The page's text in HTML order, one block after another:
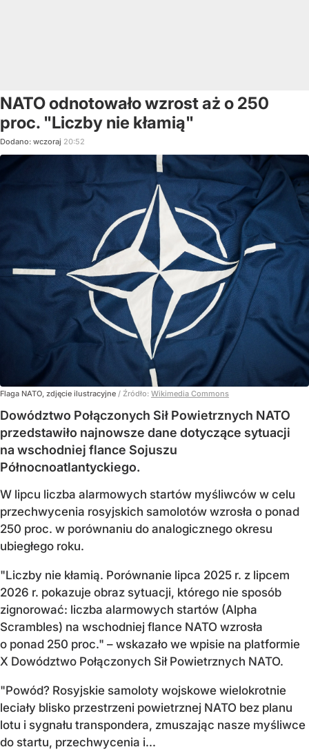
NATO odnotowało wzrost aż o 250
proc. "Liczby nie kłamią"
Dodano: wczoraj 20:52
Flaga NATO, zdjęcie ilustracyjne / Źródło: Wikimedia Commons
Dowództwo Połączonych Sił Powietrznych NATO
przedstawiło najnowsze dane dotyczące sytuacji
na wschodniej flance Sojuszu
Północnoatlantyckiego.
W lipcu liczba alarmowych startów myśliwców w celu
przechwycenia rosyjskich samolotów wzrosła o ponad
250 proc. w porównaniu do analogicznego okresu
ubiegłego roku.
"Liczby nie kłamią. Porównanie lipca 2025 r. z lipcem
2026 r. pokazuje obraz sytuacji, którego nie sposób
zignorować: liczba alarmowych startów (Alpha
Scrambles) na wschodniej flance NATO wzrosła
o ponad 250 proc." – wskazało we wpisie na platformie
X Dowództwo Połączonych Sił Powietrznych NATO.
"Powód? Rosyjskie samoloty wojskowe wielokrotnie
leciały blisko przestrzeni powietrznej NATO bez planu
lotu i sygnału transpondera, zmuszając nasze myśliwce
do startu, przechwycenia i...